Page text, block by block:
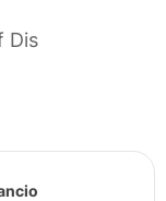
Dis